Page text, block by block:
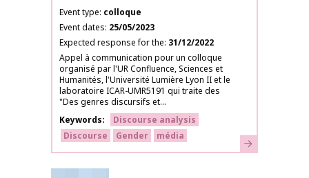
Event type colloque
Event dates 25/05/2023
Expected response for the 31/12/2022
Appel à communication pour un colloque
organisé par l'UR Confluence, Sciences et
Humanités, l'Université Lumière Lyon II et le
laboratoire ICAR-UMR5191 qui traite des
"Des genres discursifs et...
Keywords
Discourse analysis
Discourse
Gender média Learn more